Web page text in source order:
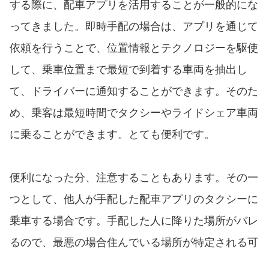
する際に、配車アプリを活用することが一般的にな
ってきました。即時手配の場合は、アプリを通じて
依頼を行うことで、位置情報とテクノロジーを駆使
して、乗車位置まで最短で到着する車両を抽出し
て、ドライバーに通知することができます。そのた
め、乗客は最短時間でタクシーやライドシェア車両
に乗ることができます。とても便利です。
便利になった分、注意することもあります。その一
つとして、他人が手配した配車アプリのタクシーに
乗車する場合です。手配した人に降りた場所がバレ
るので、最悪の場合住んでいる場所が特定される可